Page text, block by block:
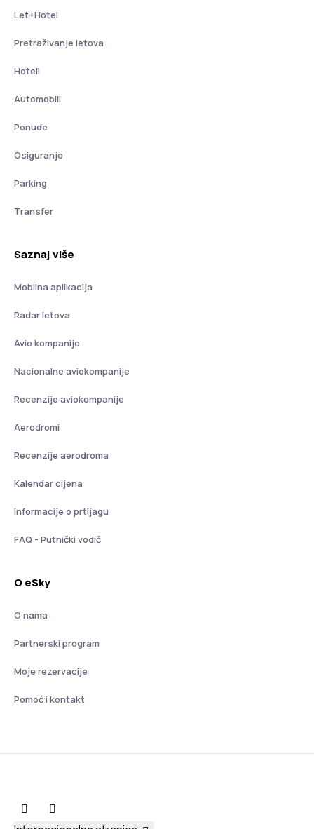
Let+Hotel
Pretraživanje letova
Hoteli
Automobili
Ponude
Osiguranje
Parking
Transfer
Saznaj više
Mobilna aplikacija
Radar letova
Avio kompanije
Nacionalne aviokompanije
Recenzije aviokompanije
Aerodromi
Recenzije aerodroma
Kalendar cijena
Informacije o prtljagu
FAQ - Putnički vodič
O eSky
O nama
Partnerski program
Moje rezervacije
Pomoć i kontakt